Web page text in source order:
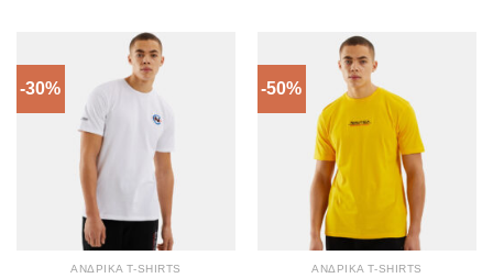
-30%
ΑΝΔΡΙΚΆ T-SHIRTS
-50%
ΑΝΔΡΙΚΆ T-SHIRTS